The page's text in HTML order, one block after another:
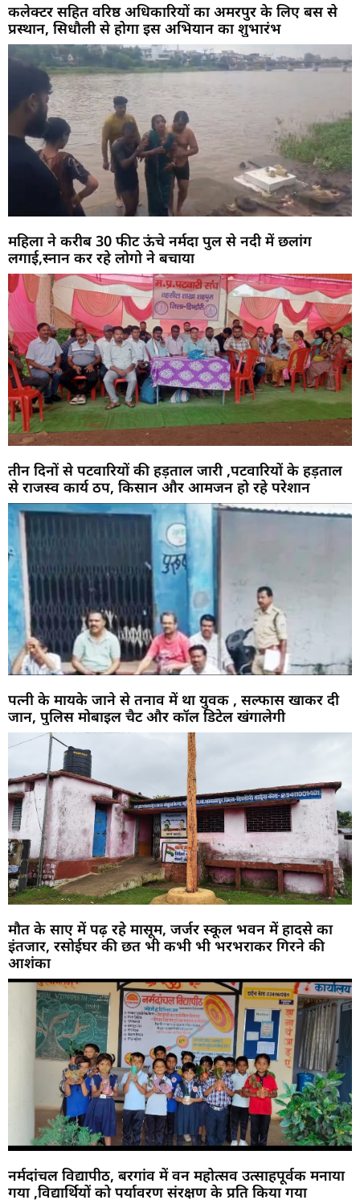
कलेक्टर सहित वरिष्ठ अधिकारियों का अमरपुर के लिए बस से
प्रस्थान, सिधौली से होगा इस अभियान का शुभारंभ
महिला ने करीब 30 फीट ऊंचे नर्मदा पुल से नदी में छलांग
लगाई,स्नान कर रहे लोगो ने बचाया
तीन दिनों से पटवारियों की हड़ताल जारी ,पटवारियों के हड़ताल
से राजस्व कार्य ठप, किसान और आमजन हो रहे परेशान
पत्नी के मायके जाने से तनाव में था युवक , सल्फास खाकर दी
जान, पुलिस मोबाइल चैट और कॉल डिटेल खंगालेगी
मौत के साए में पढ़ रहे मासूम, जर्जर स्कूल भवन में हादसे का
इंतजार, रसोईघर की छत भी कभी भी भरभराकर गिरने की
आशंका
नर्मदांचल विद्यापीठ, बरगांव में वन महोत्सव उत्साहपूर्वक मनाया
गया ,विद्यार्थियों को पर्यावरण संरक्षण के प्रति किया गया